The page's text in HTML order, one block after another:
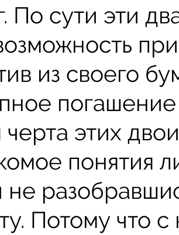
По сути эти
из своего
этих
понятия
Потому что